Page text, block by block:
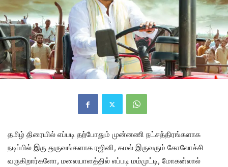
தமிழ் திரையில் எப்படி தற்போதும் முன்னணி நட்சத்திரங்களாக
நடிப்பில் இரு துருவங்களாக ரஜினி, கமல் இருவரும் கோலோச்சி
வருகிறார்களோ, மலையாளத்தில் எப்படி மம்முட்டி, மோகன்லால்